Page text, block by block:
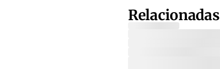
Relacionadas